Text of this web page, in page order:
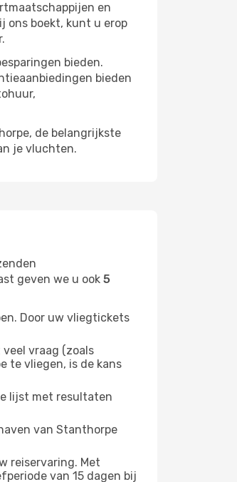
en
ons boekt, kunt u erop
bieden.
bieden
de belangrijkste
je vluchten.
geven we u ook 5
Door uw vliegtickets
vraag (zoals
te vliegen, is de kans
lijst met resultaten
van Stanthorpe
reiservaring. Met
van 15 dagen bij